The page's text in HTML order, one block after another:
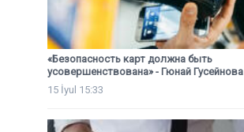
«Безопасность карт должна быть
усовершенствована» - Гюнай Гусейнова
15 İyul 15:33